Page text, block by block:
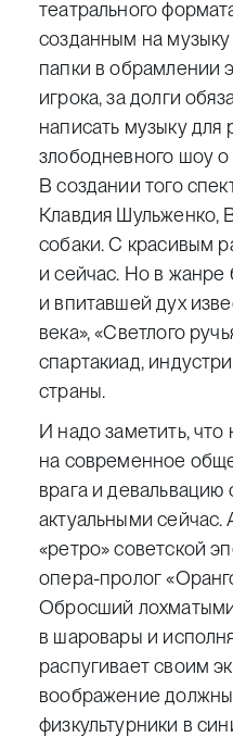
театрального
созданным на музыку
папки в обрамлении
игрока, за долги
написать музыку для
злободневного шоу
В создании того
Клавдия Шульженко,
собаки. С красивым
и сейчас. Но в
и впитавшей дух
века», «Светлого
спартакиад,
страны.
И надо заметить,
на современное
врага и девальвацию
актуальными
«ретро» советской
опера-пролог
Обросший
в шаровары и
распугивает своим
воображение
физкультурники в